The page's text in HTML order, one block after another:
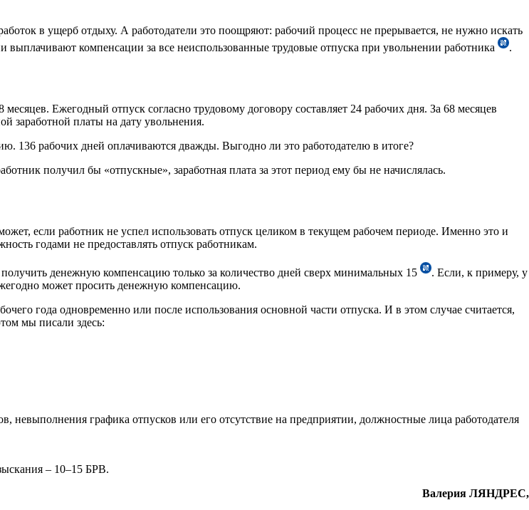
в ущерб отдыху. А работодатели это поощряют: рабочий процесс не прерывается, не нужно искать
компенсации за все неиспользованные трудовые отпуска при увольнении работника
.
Ежегодный отпуск согласно трудовому договору составляет 24 рабочих дня. За 68 месяцев
заработной платы на дату увольнения.
136 рабочих дней оплачиваются дважды. Выгодно ли это работодателю в итоге?
получил бы «отпускные», заработная плата за этот период ему бы не начислялась.
если работник не успел использовать отпуск целиком в текущем рабочем периоде. Именно это и
годами не предоставлять отпуск работникам.
денежную компенсацию только за количество дней сверх минимальных 15
. Если, к примеру, у
может просить денежную компенсацию.
года одновременно или после использования основной части отпуска. И в этом случае считается,
мы писали здесь:
невыполнения графика отпусков или его отсутствие на предприятии, должностные лица работодателя
– 10–15 БРВ.
Валерия ЛЯНДРЕС,